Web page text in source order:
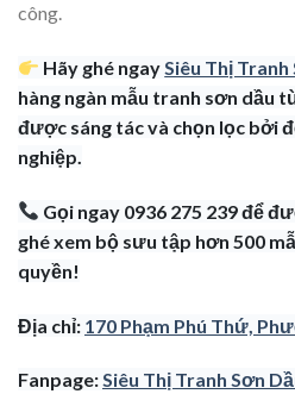
công.
Hãy ghé ngaySiêu Thị Tranh
hàng ngàn mẫu tranh sơn dầu
được sáng tác và chọn lọc bởi
nghiệp.
Gọi ngay 0936 275 239 để
ghé xem bộ sưu tập hơn 500
quyền!
Địa chỉ: 170 Phạm Phú Thứ,
Fanpage:Siêu Thị Tranh Sơn